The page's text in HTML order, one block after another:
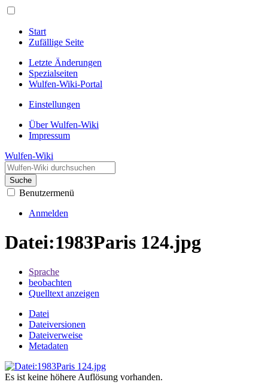
Start
Zufällige Seite
Letzte Änderungen
Spezialseiten
Wulfen-Wiki-Portal
Einstellungen
Über Wulfen-Wiki
Impressum
Wulfen-Wiki
Suche
Benutzermenü
Anmelden
Datei:1983Paris 124.jpg
Sprache
beobachten
Quelltext anzeigen
Datei
Dateiversionen
Dateiverweise
Metadaten
Es ist keine höhere Auflösung vorhanden.